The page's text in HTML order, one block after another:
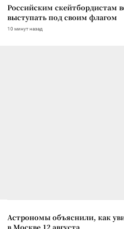
Российским скейтбордистам
выступать под своим флагом
10 минут назад
Астрономы объяснили, как